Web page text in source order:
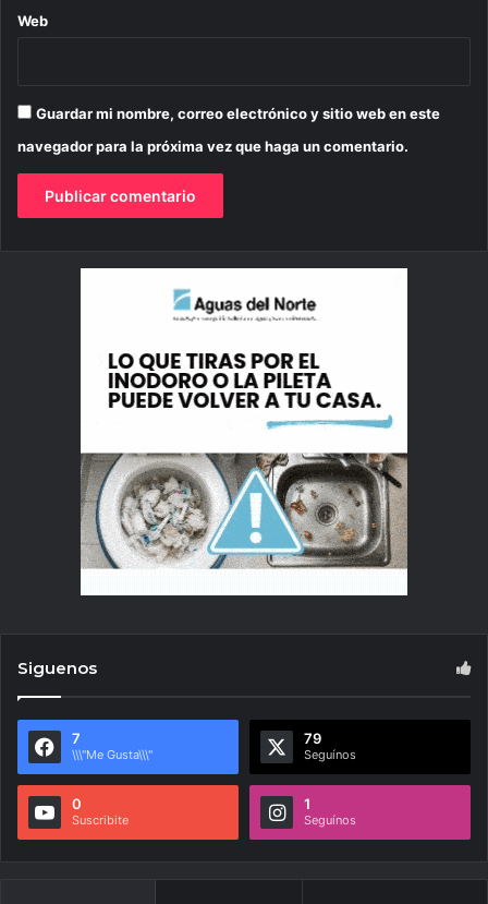
Web
Guardar mi nombre, correo electrónico y sitio web en este
navegador para la próxima vez que haga un comentario.
Siguenos
7
\\\"Me Gusta\\\"
79
Seguínos
0
Suscribite
1
Seguínos